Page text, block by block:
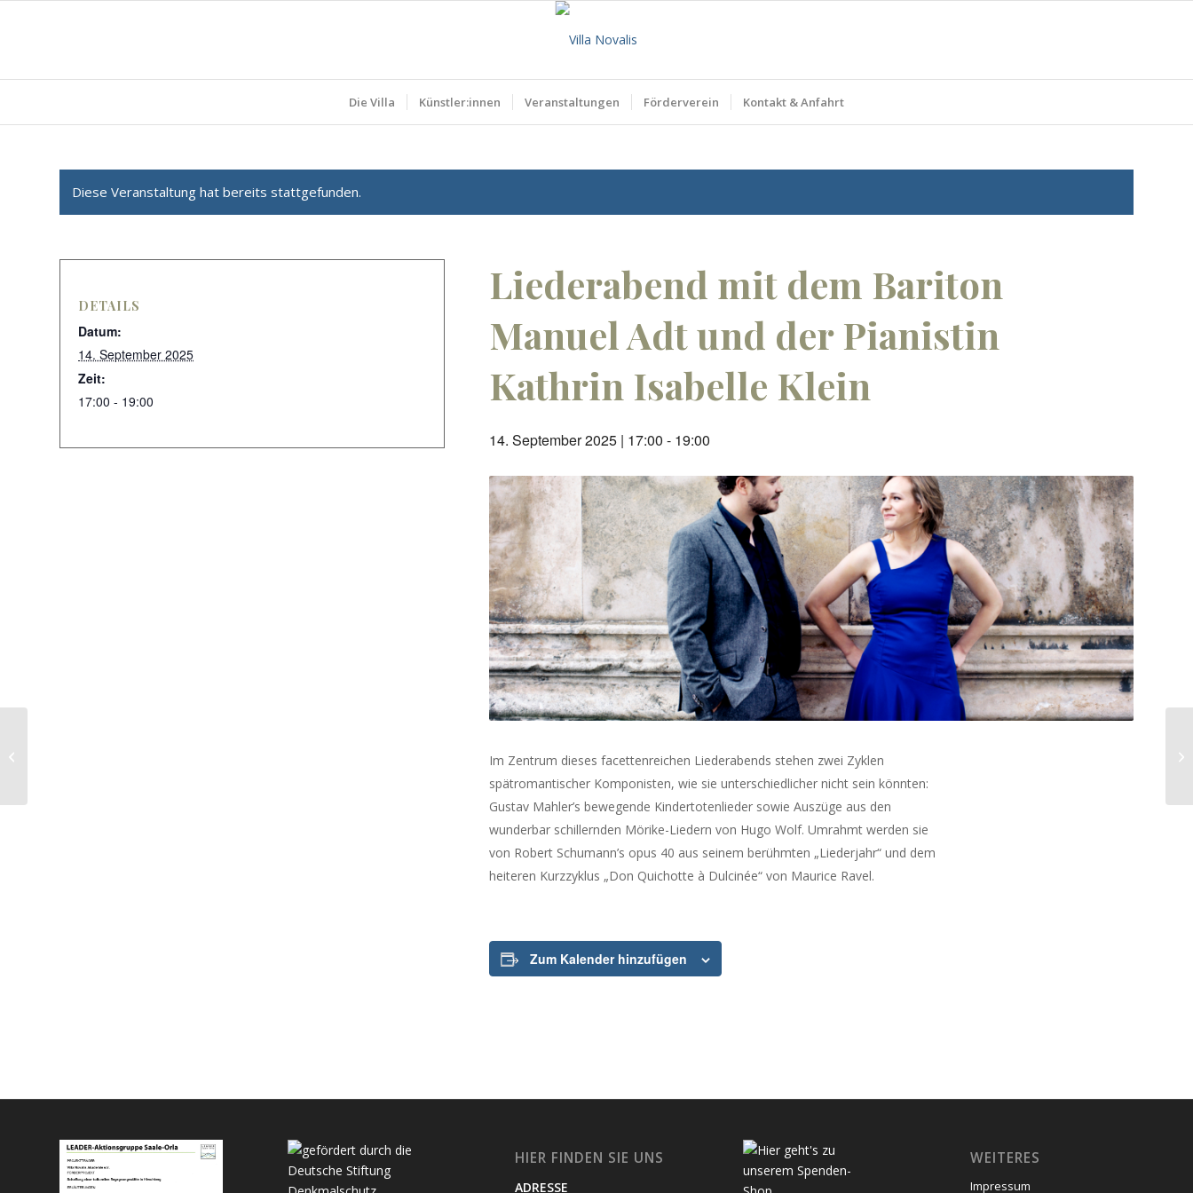
Die Villa Künstler:innen Veranstaltungen Förderverein Kontakt & Anfahrt
Diese Veranstaltung hat bereits stattgefunden.
Liederabend mit dem Bariton
Manuel Adt und der Pianistin
Kathrin Isabelle Klein
14. September 2025 | 17:00 - 19:00
Im Zentrum dieses facettenreichen Liederabends stehen zwei Zyklen
spätromantischer Komponisten, wie sie unterschiedlicher nicht sein könnten:
Gustav Mahler’s bewegende Kindertotenlieder sowie Auszüge aus den
wunderbar schillernden Mörike-Liedern von Hugo Wolf. Umrahmt werden sie
von Robert Schumann’s opus 40 aus seinem berühmten „Liederjahr“ und dem
heiteren Kurzzyklus „Don Quichotte à Dulcinée“ von Maurice Ravel.
Zum Kalender hinzufügen
DETAILS
Datum:
14. September 2025
Zeit:
17:00 - 19:00
HIER FINDEN SIE UNS
ADRESSE
WEITERES
Impressum